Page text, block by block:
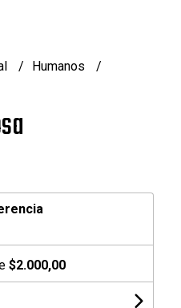
Humanos
$2.000,00